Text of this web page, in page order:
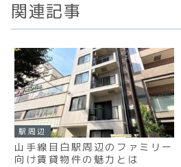
関連記事
駅周辺
山手線目白駅周辺のファミリー
向け賃貸物件の魅力とは